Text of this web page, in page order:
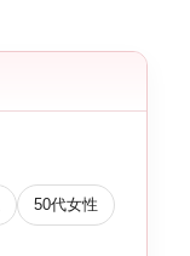
50代女性